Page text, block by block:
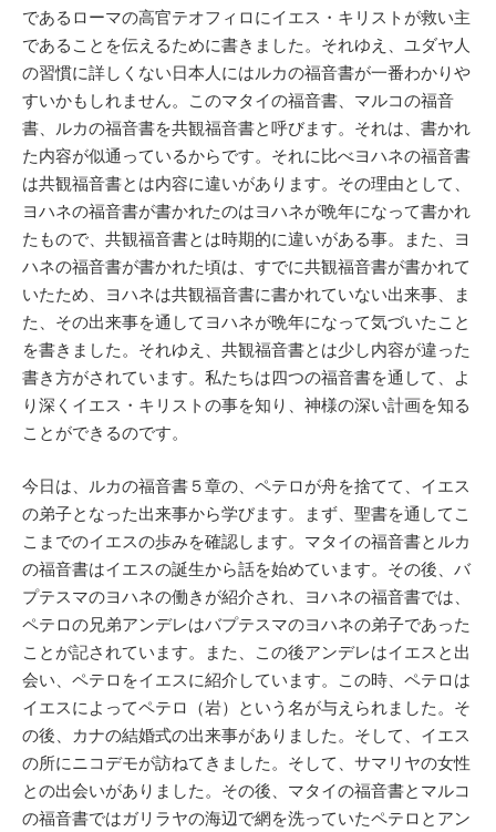
であるローマの高官テオフィロにイエス・キリストが救い主
であることを伝えるために書きました。それゆえ、ユダヤ人
の習慣に詳しくない日本人にはルカの福音書が一番わかりや
すいかもしれません。このマタイの福音書、マルコの福音
書、ルカの福音書を共観福音書と呼びます。それは、書かれ
た内容が似通っているからです。それに比べヨハネの福音書
は共観福音書とは内容に違いがあります。その理由として、
ヨハネの福音書が書かれたのはヨハネが晩年になって書かれ
たもので、共観福音書とは時期的に違いがある事。また、ヨ
ハネの福音書が書かれた頃は、すでに共観福音書が書かれて
いたため、ヨハネは共観福音書に書かれていない出来事、ま
た、その出来事を通してヨハネが晩年になって気づいたこと
を書きました。それゆえ、共観福音書とは少し内容が違った
書き方がされています。私たちは四つの福音書を通して、よ
り深くイエス・キリストの事を知り、神様の深い計画を知る
ことができるのです。
今日は、ルカの福音書５章の、ペテロが舟を捨てて、イエス
の弟子となった出来事から学びます。まず、聖書を通してこ
こまでのイエスの歩みを確認します。マタイの福音書とルカ
の福音書はイエスの誕生から話を始めています。その後、バ
プテスマのヨハネの働きが紹介され、ヨハネの福音書では、
ペテロの兄弟アンデレはバプテスマのヨハネの弟子であった
ことが記されています。また、この後アンデレはイエスと出
会い、ペテロをイエスに紹介しています。この時、ペテロは
イエスによってペテロ（岩）という名が与えられました。そ
の後、カナの結婚式の出来事がありました。そして、イエス
の所にニコデモが訪ねてきました。そして、サマリヤの女性
との出会いがありました。その後、マタイの福音書とマルコ
の福音書ではガリラヤの海辺で網を洗っていたペテロとアン